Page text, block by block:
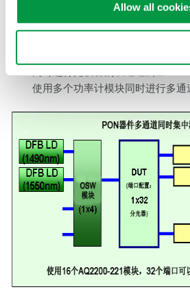
Allow all
测量应用示例
使用多个功率计模块同时进行多通